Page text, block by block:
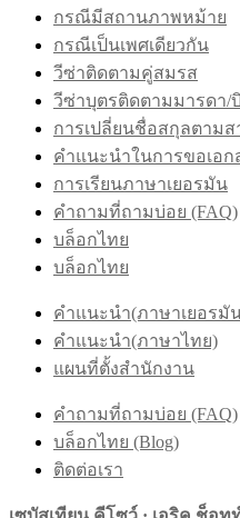
กรณีมีสถานภาพหม้าย
กรณีเป็นเพศเดียวกัน
วีซ่าติดตามคู่สมรส
วีซ่าบุตรติดตามมารดา/
การเปลี่ยนชื่อสกุลตามส
คำแนะนำในการขอเอก
การเรียนภาษาเยอรมัน
คำถามที่ถามบ่อย (FAQ)
บล็อกไทย
บล็อกไทย
คำแนะนำ(ภาษาเยอรมั
คำแนะนำ(ภาษาไทย)
แผนที่ตั้งสำนักงาน
คำถามที่ถามบ่อย (FAQ)
บล็อกไทย (Blog)
ติดต่อเรา